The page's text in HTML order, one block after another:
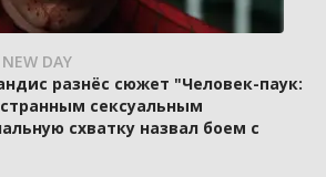
DAY
разнёс сюжет "Человек-паук:
сексуальным
схватку назвал боем с